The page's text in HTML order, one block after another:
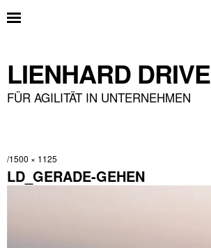
LIENHARD DRIVE
FÜR AGILITÄT IN UNTERNEHMEN
1500 × 1125
LD_GERADE-GEHEN